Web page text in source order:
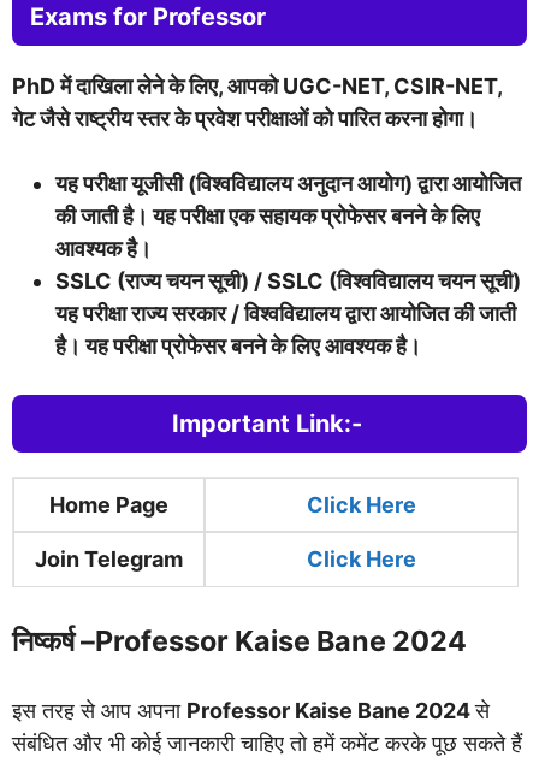
Exams for Professor
PhD में दाखिला लेने के लिए, आपको UGC-NET, CSIR-NET,
गेट जैसे राष्ट्रीय स्तर के प्रवेश परीक्षाओं को पारित करना होगा।
यह परीक्षा यूजीसी (विश्वविद्यालय अनुदान आयोग) द्वारा आयोजित
की जाती है। यह परीक्षा एक सहायक प्रोफेसर बनने के लिए
आवश्यक है।
SSLC (राज्य चयन सूची) / SSLC (विश्वविद्यालय चयन सूची)
यह परीक्षा राज्य सरकार / विश्वविद्यालय द्वारा आयोजित की जाती
है। यह परीक्षा प्रोफेसर बनने के लिए आवश्यक है।
Important Link:-
Home Page Click Here
Join Telegram Click Here
निष्कर्ष –Professor Kaise Bane 2024
इस तरह से आप अपना Professor Kaise Bane 2024से
संबंधित और भी कोई जानकारी चाहिए तो हमें कमेंट करके पूछ सकते हैं